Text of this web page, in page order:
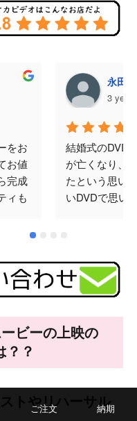
をお
お値
完成
ィも
本当
ござ
永田
3
結婚式のDVD
が亡くなり、
たという思い
いDVDで思い
♪ありがとご
ビーの上映の
？？
トやリハーサル
ご注文 納期